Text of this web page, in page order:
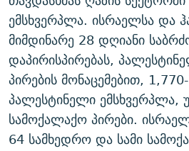
ემსხვერპლა. ისრაელსა და
მიმდინარე 28 დღიანი
დაპირისპირებას,
პირების მონაცემებით,
პალესტინელი ემსხვერპლა,
სამოქალაქო პირები.
64 სამხედრო და სამი